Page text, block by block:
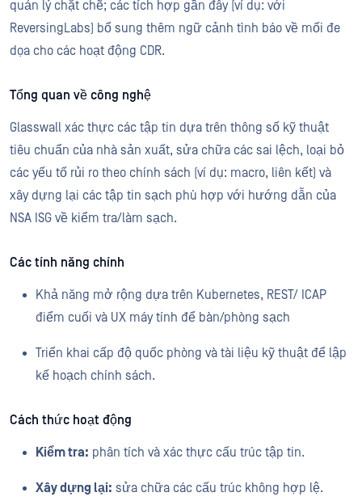
quản lý chặt chẽ; các tích hợp gần đây (ví dụ: với
ReversingLabs) bổ sung thêm ngữ cảnh tình báo về mối đe
dọa cho các hoạt động CDR.
Tổng quan về công nghệ
Glasswall xác thực các tập tin dựa trên thông số kỹ thuật
tiêu chuẩn của nhà sản xuất, sửa chữa các sai lệch, loại bỏ
các yếu tố rủi ro theo chính sách (ví dụ: macro, liên kết) và
xây dựng lại các tập tin sạch phù hợp với hướng dẫn của
NSA ISG về kiểm tra/làm sạch.
Các tính năng chính
Khả năng mở rộng dựa trên Kubernetes, REST/ ICAP
điểm cuối và UX máy tính để bàn/phòng sạch
Triển khai cấp độ quốc phòng và tài liệu kỹ thuật để lập
kế hoạch chính sách.
Cách thức hoạt động
Kiểm tra: phân tích và xác thực cấu trúc tập tin.
Xây dựng lại: sửa chữa các cấu trúc không hợp lệ.